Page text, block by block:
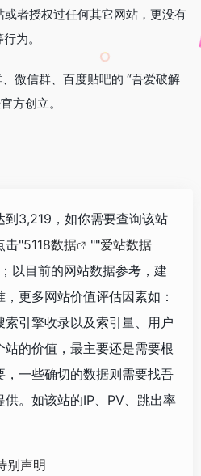
者授权过任何其它网站，更没有
为。
微信群、百度贴吧的 “吾爱破解
方创立。
到3,219，如你需要查询该站
击"5118数据 ""爱站数据
以目前的网站数据参考，建
更多网站价值评估因素如：
引擎收录以及索引量、用户
的价值，最主要还是需要根
一些确切的数据则需要找吾
。如该站的IP、PV、跳出率
别声明